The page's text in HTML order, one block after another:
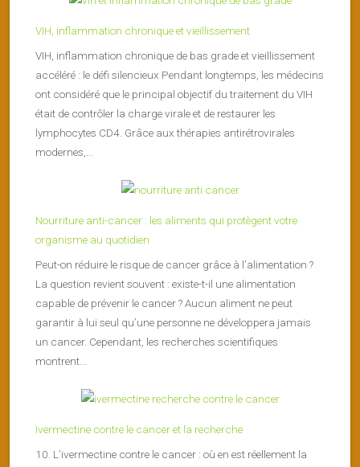
VIH, inflammation chronique et vieillissement
VIH, inflammation chronique de bas grade et vieillissement
accéléré : le défi silencieux Pendant longtemps, les médecins
ont considéré que le principal objectif du traitement du VIH
était de contrôler la charge virale et de restaurer les
lymphocytes CD4. Grâce aux thérapies antirétrovirales
modernes,...
Nourriture anti-cancer : les aliments qui protègent votre
organisme au quotidien
Peut-on réduire le risque de cancer grâce à l’alimentation ?
La question revient souvent : existe-t-il une alimentation
capable de prévenir le cancer ? Aucun aliment ne peut
garantir à lui seul qu’une personne ne développera jamais
un cancer. Cependant, les recherches scientifiques
montrent...
Ivermectine contre le cancer et la recherche
10. L’ivermectine contre le cancer : où en est réellement la